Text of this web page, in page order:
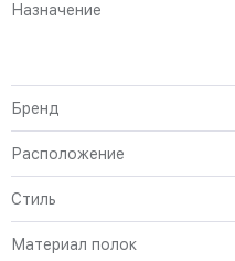
Назначение
Бренд
Расположение
Стиль
Материал полок